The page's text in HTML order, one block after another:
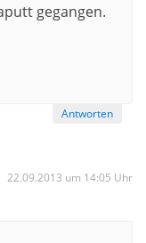
gegangen.
Antworten
22.09.2013 um 14:05 Uhr